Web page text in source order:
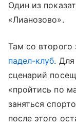
Один из
«Лианозово».
Там со второго
падел-клуб. Для
сценарий
«пройтись по
заняться
после этого